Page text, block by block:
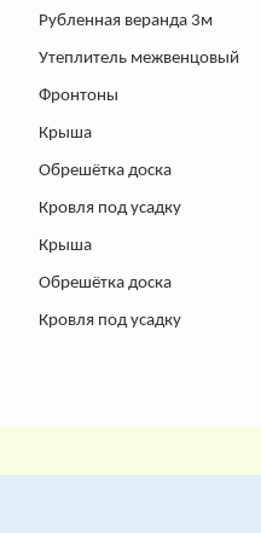
Рубленная веранда 3м
Утеплитель межвенцовый
Фронтоны
Крыша
Обрешётка доска
Кровля под усадку
Крыша
Обрешётка доска
Кровля под усадку